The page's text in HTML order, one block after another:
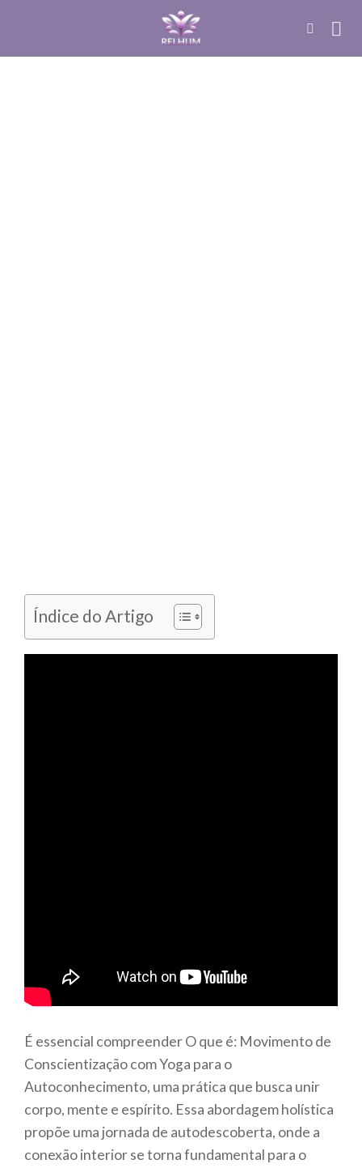
Índice do Artigo
É essencial compreender O que é: Movimento de
Conscientização com Yoga para o
Autoconhecimento, uma prática que busca unir
corpo, mente e espírito. Essa abordagem holística
propõe uma jornada de autodescoberta, onde a
conexão interior se torna fundamental para o